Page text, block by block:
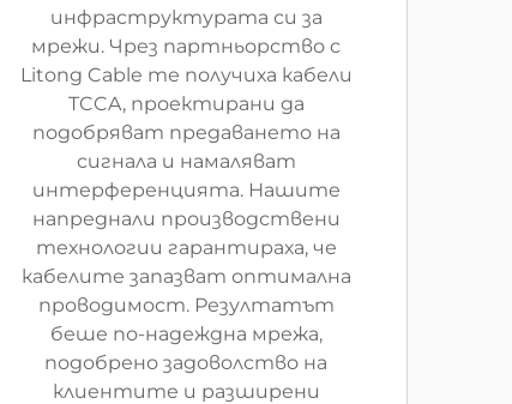
инфраструктурата си за
мрежи. Чрез партньорство с
Litong Cable те получиха кабели
TCCA, проектирани да
подобряват предаването на
сигнала и намаляват
интерференцията. Нашите
напреднали производствени
технологии гарантираха, че
кабелите запазват оптимална
проводимост. Резултатът
беше по-надеждна мрежа,
подобрено задоволство на
клиентите и разширени